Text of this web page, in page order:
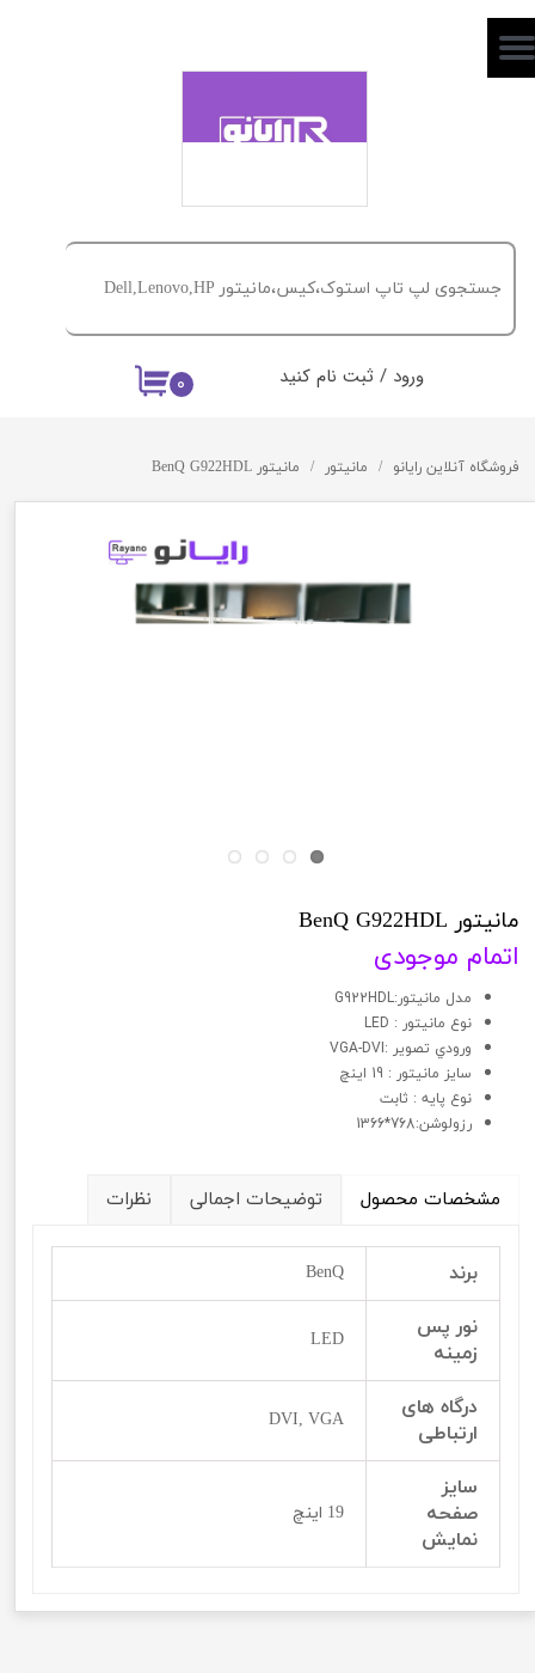
۰ ورود / ثبت نام کنید
حساب کاربری من
خروج از حساب کاربری
فروشگاه آنلاین رایانو مانیتور مانیتور BenQ G922HDL
مانیتور BenQ G922HDL
اتمام موجودی
مدل مانیتور:G922HDL
نوع مانيتور : LED
ورودي تصوير :VGA-DVI
سايز مانیتور : 19 اینچ
نوع پايه : ثابت
رزولوشن:768*1366
مشخصات محصول توضیحات اجمالی نظرات
برند BenQ
نور پس
زمینه
LED
درگاه های
ارتباطی
DVI, VGA
سایز
صفحه
نمایش
19 اینچ